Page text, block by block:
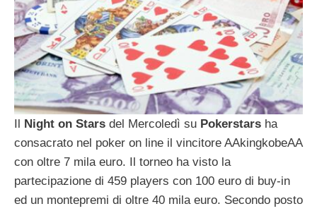
Il Night on Stars del Mercoledì su Pokerstars ha
consacrato nel poker on line il vincitore AAkingkobeAA
con oltre 7 mila euro. Il torneo ha visto la
partecipazione di 459 players con 100 euro di buy-in
ed un montepremi di oltre 40 mila euro. Secondo posto